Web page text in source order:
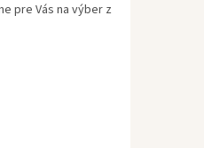
pre Vás na výber z